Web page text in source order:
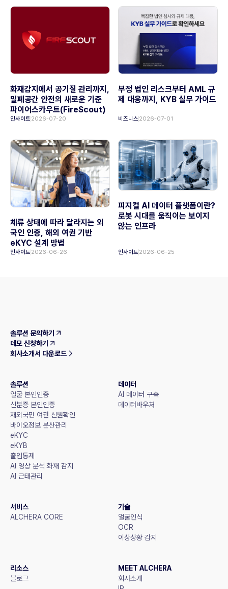
화재감지에서 공기질 관리까지,
밀폐공간 안전의 새로운 기준
파이어스카우트(FireScout)
인사이트 2026-07-20
부정 법인 리스크부터 AML 규
제 대응까지, KYB 실무 가이드
비즈니스 2026-07-01
체류 상태에 따라 달라지는 외
국인 인증, 해외 여권 기반
eKYC 설계 방법
인사이트 2026-06-26
피지컬 AI 데이터 플랫폼이란?
로봇 시대를 움직이는 보이지
않는 인프라
인사이트 2026-06-25
솔루션 문의하기
데모 신청하기
회사소개서 다운로드
솔루션
얼굴 본인인증
신분증 본인인증
재외국민 여권 신원확인
바이오정보 분산관리
eKYC
eKYB
출입통제
AI 영상 분석 화재 감지
AI 근태관리
데이터
AI 데이터 구축
데이터바우처
서비스
ALCHERA CORE
기술
얼굴인식
OCR
이상상황 감지
리소스
블로그
MEET ALCHERA
회사소개